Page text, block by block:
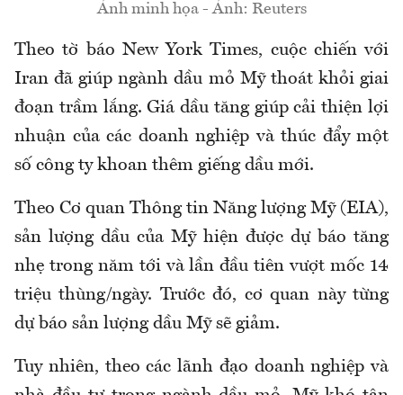
Ảnh minh họa - Ảnh: Reuters
Theo tờ báo New York Times, cuộc chiến với
Iran đã giúp ngành dầu mỏ Mỹ thoát khỏi giai
đoạn trầm lắng. Giá dầu tăng giúp cải thiện lợi
nhuận của các doanh nghiệp và thúc đẩy một
số công ty khoan thêm giếng dầu mới.
Theo Cơ quan Thông tin Năng lượng Mỹ (EIA),
sản lượng dầu của Mỹ hiện được dự báo tăng
nhẹ trong năm tới và lần đầu tiên vượt mốc 14
triệu thùng/ngày. Trước đó, cơ quan này từng
dự báo sản lượng dầu Mỹ sẽ giảm.
Tuy nhiên, theo các lãnh đạo doanh nghiệp và